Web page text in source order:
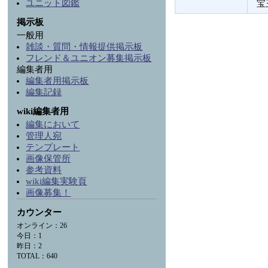
宝
ユニット図鑑
掲示板
一般用
雑談・質問・情報提供掲示板
フレンド＆ユニオン募集掲示板
編集者用
編集者用掲示板
編集記録
wiki編集者用
編集において
管理人宛
テンプレート
画像保管所
参考資料
wiki編集実験頁
画像募集！
カウンター
オンライン：26
今日：1
昨日：2
TOTAL：640